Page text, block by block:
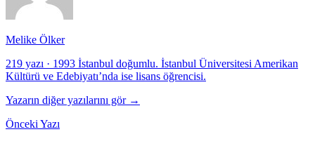
Melike Ölker
219 yazı · 1993 İstanbul doğumlu. İstanbul Üniversitesi Amerikan
Kültürü ve Edebiyatı’nda ise lisans öğrencisi.
Yazarın diğer yazılarını gör →
Önceki Yazı